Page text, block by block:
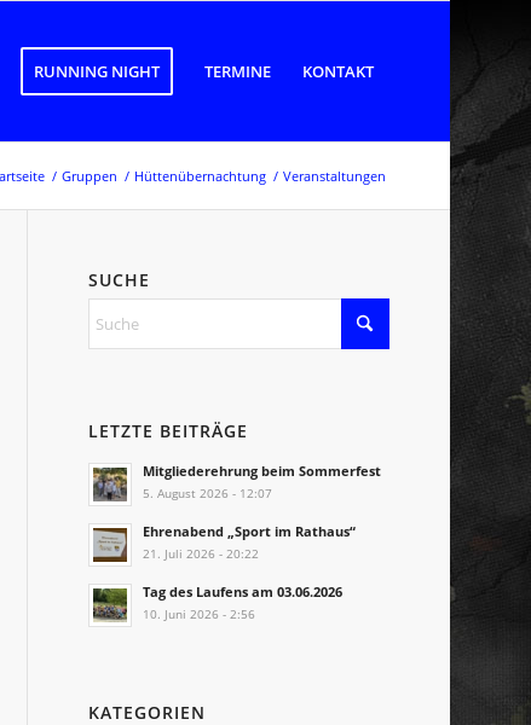
RUNNING NIGHT TERMINE KONTAKT
/ Gruppen / Hüttenübernachtung / Veranstaltungen
SUCHE
LETZTE BEITRÄGE
Mitgliederehrung beim Sommerfest
5. August 2026 - 12:07
Ehrenabend „Sport im Rathaus“
21. Juli 2026 - 20:22
Tag des Laufens am 03.06.2026
10. Juni 2026 - 2:56
KATEGORIEN